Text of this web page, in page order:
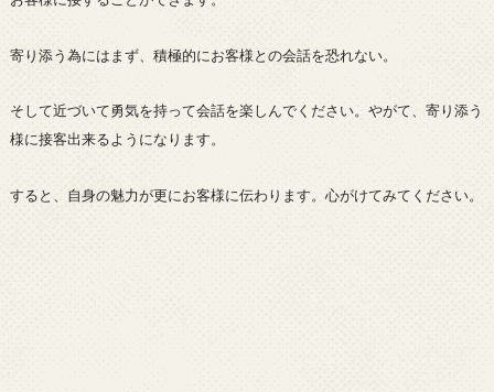
寄り添う為にはまず、積極的にお客様との会話を恐れない。
そして近づいて勇気を持って会話を楽しんでください。やがて、寄り添う
様に接客出来るようになります。
すると、自身の魅力が更にお客様に伝わります。心がけてみてください。